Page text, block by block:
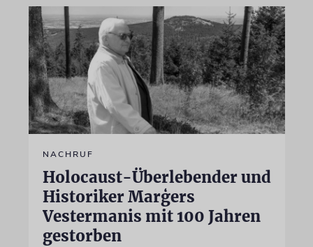
NACHRUF
Holocaust-Überlebender und
Historiker Marģers
Vestermanis mit 100 Jahren
gestorben